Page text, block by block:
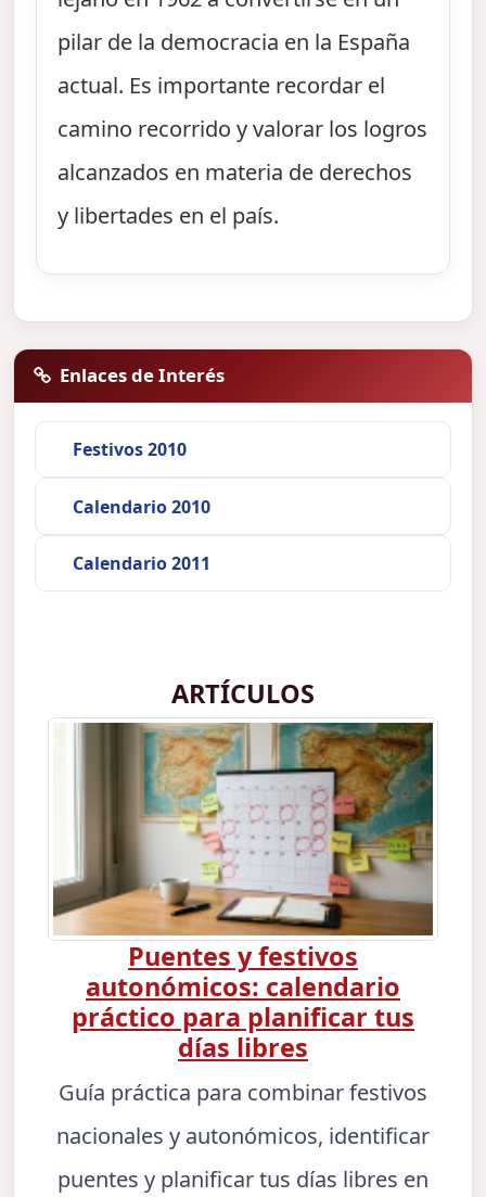
pilar de la democracia en la España
actual. Es importante recordar el
camino recorrido y valorar los logros
alcanzados en materia de derechos
y libertades en el país.
Enlaces de Interés
Festivos 2010
Calendario 2010
Calendario 2011
ARTÍCULOS
Puentes y festivos
autonómicos: calendario
práctico para planificar tus
días libres
Guía práctica para combinar festivos
nacionales y autonómicos, identificar
puentes y planificar tus días libres en